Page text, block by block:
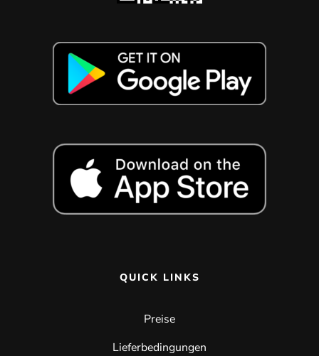
QUICK LINKS
Preise
Lieferbedingungen